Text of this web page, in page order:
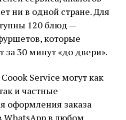
ни в одной стране. Для
120 блюд —
которые
за 30 минут «до двери».
Service могут как
и частные
оформления заказа
WhatsApp в любом